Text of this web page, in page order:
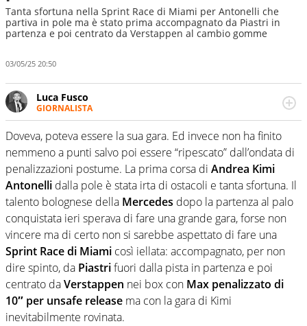
Tanta sfortuna nella Sprint Race di Miami per Antonelli che
partiva in pole ma è stato prima accompagnato da Piastri in
partenza e poi centrato da Verstappen al cambio gomme
03/05/25 20:50
Luca Fusco
GIORNALISTA
Giornalista multimediale. Quando si accendono i motori,
lui sgasa, impenna, derapa. E spesso e volentieri finisce
sul podio
Doveva, poteva essere la sua gara. Ed invece non ha finito
nemmeno a punti salvo poi essere “ripescato” dall’ondata di
penalizzazioni postume. La prima corsa di Andrea Kimi
Antonelli dalla pole è stata irta di ostacoli e tanta sfortuna. Il
talento bolognese della Mercedes dopo la partenza al palo
conquistata ieri sperava di fare una grande gara, forse non
vincere ma di certo non si sarebbe aspettato di fare una
Sprint Race di Miami così iellata: accompagnato, per non
dire spinto, da Piastrifuori dalla pista in partenza e poi
centrato daVerstappen nei box con Max penalizzato di
10″ per unsafe release ma con la gara di Kimi
inevitabilmente rovinata.